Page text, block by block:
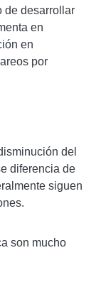
de desarrollar
en
en
por
del
diferencia de
siguen
son mucho